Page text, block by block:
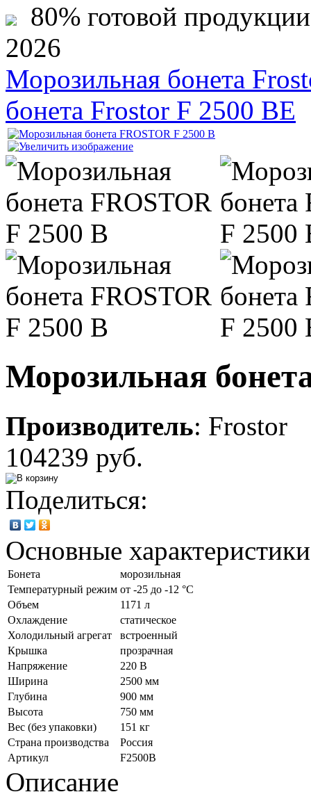
80% готовой
2026
Морозильная бонета
бонета Frostor F 2500 ВЕ
Морозильная
Производитель: Frostor
104239 руб.
Поделиться:
Основные характеристики
Бонета
морозильная
Температурный режим от -25 до -12 °C
Объем
1171 л
Охлаждение
статическое
Холодильный агрегат
встроенный
Крышка
прозрачная
Напряжение
220 В
Ширина
2500 мм
Глубина
900 мм
Высота
750 мм
Вес (без упаковки)
151 кг
Страна производства
Россия
Артикул
F2500B
Описание